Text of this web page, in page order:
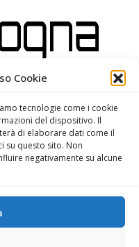
Cookie
tecnologie come i cookie
del dispositivo. Il
di elaborare dati come il
su questo sito. Non
negativamente su alcune